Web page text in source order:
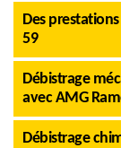
Des
59
Débistrage
avec AMG
Débistrage